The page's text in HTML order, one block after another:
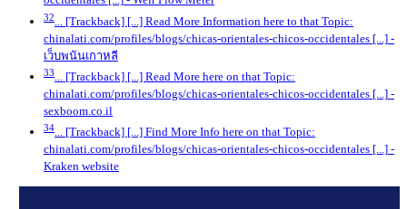
32
... [Trackback] [...] Read More Information here to that Topic:
chinalati.com/profiles/blogs/chicas-orientales-chicos-occidentales [...] -
เว็บพนันเกาหลี
33
... [Trackback] [...] Read More here on that Topic:
chinalati.com/profiles/blogs/chicas-orientales-chicos-occidentales [...] -
sexboom.co.il
34... [Trackback] [...] Find More Info here on that Topic:
chinalati.com/profiles/blogs/chicas-orientales-chicos-occidentales [...] -
Kraken website